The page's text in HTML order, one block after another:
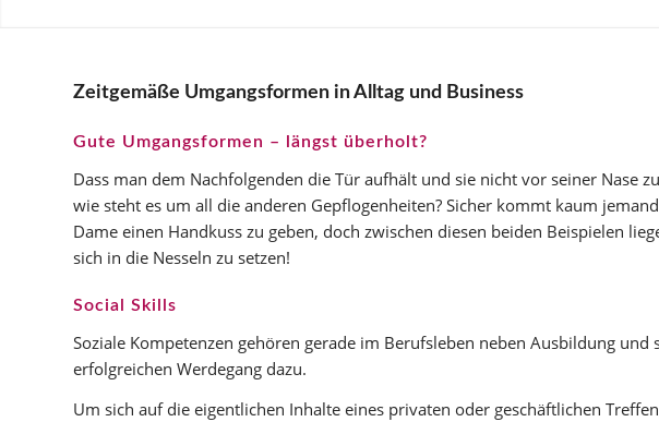
Zeitgemäße Umgangsformen in Alltag und Business
Gute Umgangsformen – längst überholt?
Dass man dem Nachfolgenden die Tür aufhält und sie nicht vor seiner Nase
wie steht es um all die anderen Gepflogenheiten? Sicher kommt kaum
Dame einen Handkuss zu geben, doch zwischen diesen beiden Beispielen
sich in die Nesseln zu setzen!
Social Skills
Soziale Kompetenzen gehören gerade im Berufsleben neben Ausbildung
erfolgreichen Werdegang dazu.
Um sich auf die eigentlichen Inhalte eines privaten oder geschäftlichen